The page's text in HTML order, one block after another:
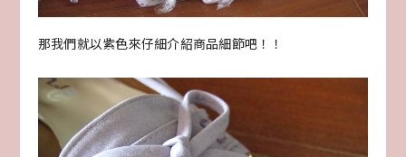
那我們就以紫色來仔細介紹商品細節吧！！